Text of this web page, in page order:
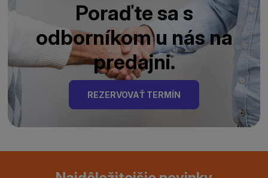
Poraďte sa s
odborníkom u nás na
predajni.
REZERVOVAŤ TERMÍN